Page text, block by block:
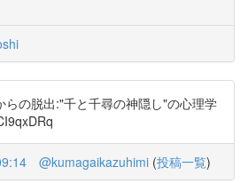
らの脱出:"千と千尋の神隠し"の心理学
@kumagaikazuhimi (投稿一覧)